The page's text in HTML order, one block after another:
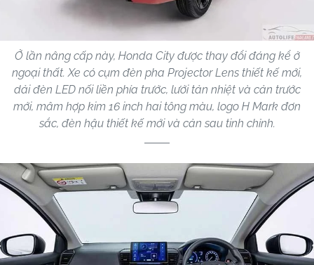
Ở lần nâng cấp này, Honda City được thay đổi đáng kể ở
ngoại thất. Xe có cụm đèn pha Projector Lens thiết kế mới,
dải đèn LED nối liền phía trước, lưới tản nhiệt và cản trước
mới, mâm hợp kim 16 inch hai tông màu, logo H Mark đơn
sắc, đèn hậu thiết kế mới và cản sau tinh chỉnh.